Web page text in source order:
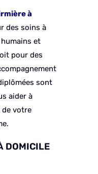
à
des soins à
et
pour des
sont
aider à
de votre
DOMICILE